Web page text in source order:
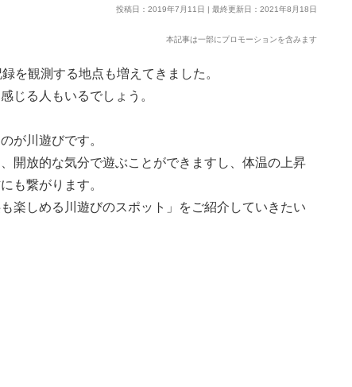
投稿日：2019年7月11日 | 最終更新日：2021年8月18日
本記事は一部にプロモーションを含みます
を観測する地点も増えてきました。
じる人もいるでしょう。
が川遊びです。
開放的な気分で遊ぶことができますし、体温の上昇
も繋がります。
楽しめる川遊びのスポット」をご紹介していきたい